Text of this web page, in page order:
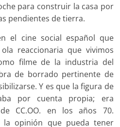
para construir la casa por
pendientes de tierra.
el cine social español que
reaccionaria que vivimos
filme de la industria del
de borrado pertinente de
Y es que la figura de
por cuenta propia; era
CC.OO. en los años 70.
la opinión que pueda tener